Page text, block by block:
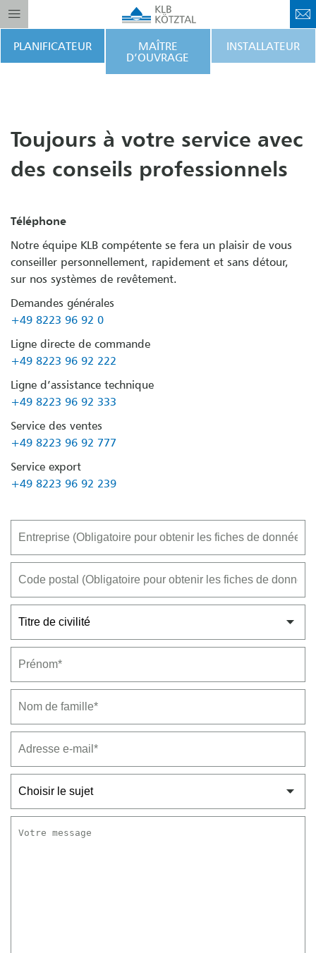
PLANIFICATEUR
MAÎTRE
D’OUVRAGE
INSTALLATEUR
Toujours à votre service avec
des conseils professionnels
Téléphone
Notre équipe KLB compétente se fera un plaisir de vous
conseiller personnellement, rapidement et sans détour,
sur nos systèmes de revêtement.
Demandes générales
+49 8223 96 92 0
Ligne directe de commande
+49 8223 96 92 222
Ligne d’assistance technique
+49 8223 96 92 333
Service des ventes
+49 8223 96 92 777
Service export
+49 8223 96 92 239